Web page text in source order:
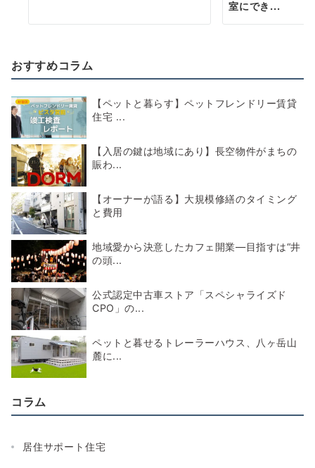
室にでき...
おすすめコラム
【ペットと暮らす】ペットフレンドリー賃貸
住宅 ...
【入居の鍵は地域にあり】長空物件がまちの
賑わ...
【オーナーが語る】大規模修繕のタイミング
と費用
地域愛から決意したカフェ開業―目指すは“井
の頭...
公式認定中古車ストア「スペシャライズド
CPO」の...
ペットと暮せるトレーラーハウス、八ヶ岳山
麓に...
コラム
居住サポート住宅